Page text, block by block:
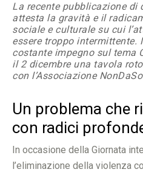
La recente pubblicazione di
attesta la gravità e il
sociale e culturale su cui
essere troppo intermittente.
costante impegno sul tema
il 2 dicembre una tavola
con l’Associazione
Un problema che
con radici
In occasione della Giornata
l’eliminazione della violenza